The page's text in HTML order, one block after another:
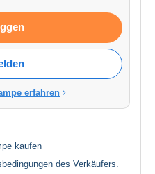
erfahren
kaufen
des Verkäufers.